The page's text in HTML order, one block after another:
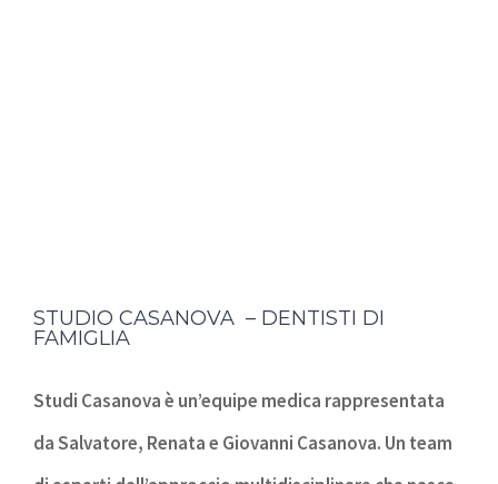
STUDIO CASANOVA – DENTISTI DI
FAMIGLIA
Studi Casanova è un’equipe medica rappresentata
da Salvatore, Renata e Giovanni Casanova. Un team